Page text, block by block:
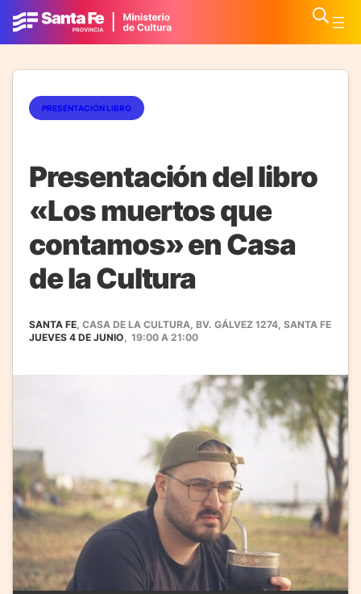
PRESENTACIÓN LIBRO
Presentación del libro
«Los muertos que
contamos» en Casa
de la Cultura
SANTA FE, CASA DE LA CULTURA, BV. GÁLVEZ 1274, SANTA FE
JUEVES 4 DE JUNIO, 19:00 A 21:00